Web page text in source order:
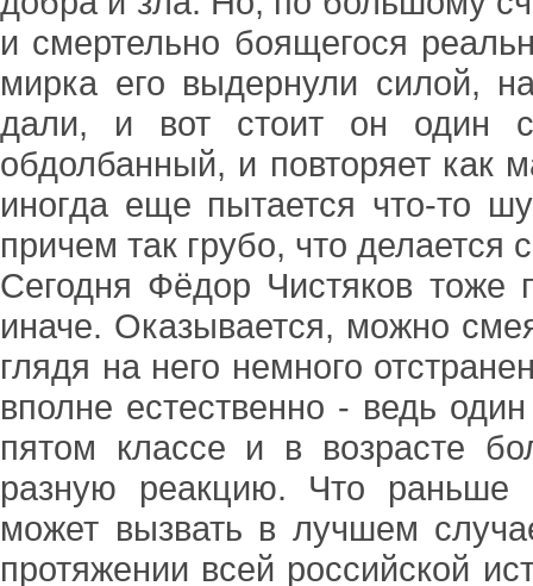
и смертельно боящегося
мирка его выдернули силой,
дали, и вот стоит он один
обдолбанный, и повторяет как
иногда еще пытается что-то
причем так грубо, что
Сегодня Фёдор Чистяков тоже
иначе. Оказывается, можно
глядя на него немного
вполне естественно - ведь
пятом классе и в возрасте
разную реакцию. Что раньше
может вызвать в лучшем
протяжении всей российской